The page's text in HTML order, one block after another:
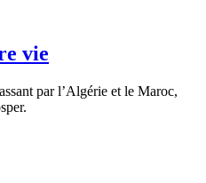
vie
par l’Algérie et le Maroc,